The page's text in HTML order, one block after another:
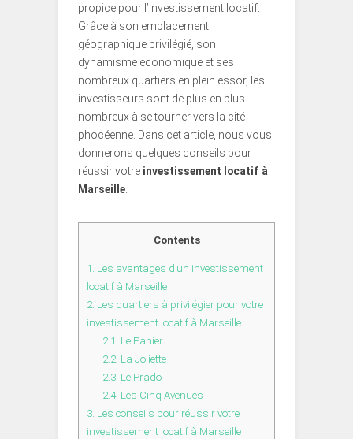
propice pour l’investissement locatif.
Grâce à son emplacement
géographique privilégié, son
dynamisme économique et ses
nombreux quartiers en plein essor, les
investisseurs sont de plus en plus
nombreux à se tourner vers la cité
phocéenne. Dans cet article, nous vous
donnerons quelques conseils pour
réussir votre investissement locatif à
Marseille
Contents
1. Les avantages d’un investissement
locatif à Marseille
2. Les quartiers à privilégier pour votre
investissement locatif à Marseille
2.1. Le Panier
2.2. La Joliette
2.3. Le Prado
2.4. Les Cinq Avenues
3. Les conseils pour réussir votre
investissement locatif à Marseille